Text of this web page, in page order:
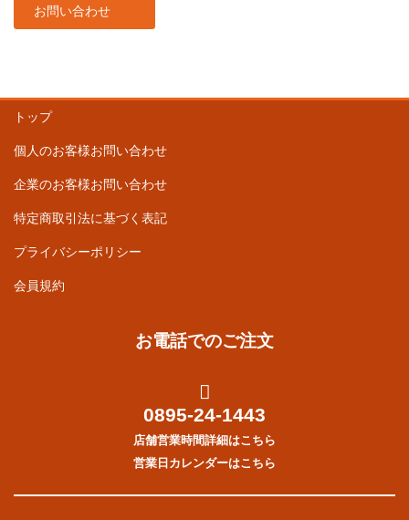
お問い合わせ
トップ
個人のお客様お問い合わせ
企業のお客様お問い合わせ
特定商取引法に基づく表記
プライバシーポリシー
会員規約
お電話でのご注文
0895-24-1443
店舗営業時間詳細はこちら
営業日カレンダーはこちら